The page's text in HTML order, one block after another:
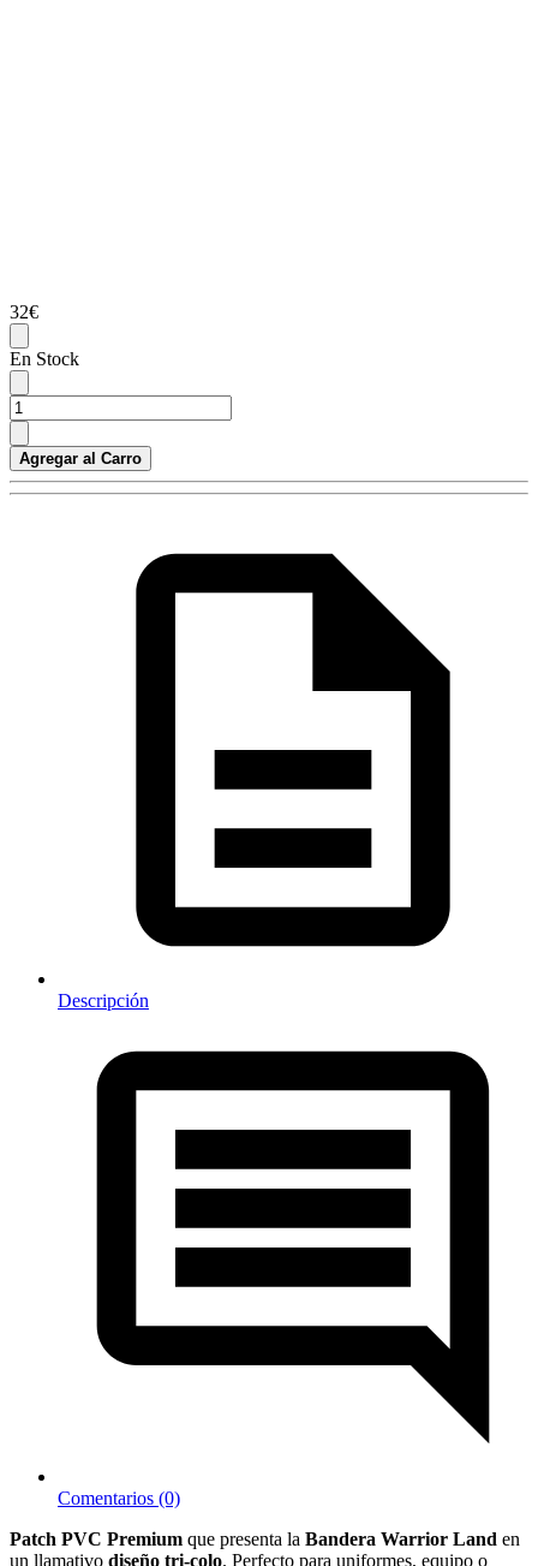
32€
En Stock
Agregar al Carro
Descripción
Comentarios (0)
Patch PVC Premium que presenta la Bandera Warrior Land en
un llamativo diseño tri-colo. Perfecto para uniformes, equipo o